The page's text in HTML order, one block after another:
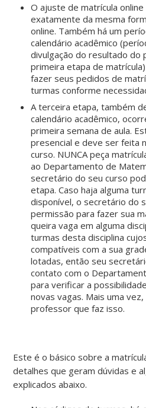
O ajuste de matrícula online
exatamente da mesma
online. Também há um
calendário acadêmico
divulgação do resultado do
primeira etapa de
fazer seus pedidos de
turmas conforme
A terceira etapa, também
calendário acadêmico,
primeira semana de aula.
presencial e deve ser feita
curso. NUNCA peça
ao Departamento de
secretário do seu curso
etapa. Caso haja alguma
disponível, o secretário do
permissão para fazer sua
queira vaga em alguma
turmas desta disciplina
compatíveis com a sua
lotadas, então seu
contato com o
para verificar a
novas vagas. Mais uma
professor que faz isso.
Este é o básico sobre a
detalhes que geram dúvidas e
explicados abaixo.